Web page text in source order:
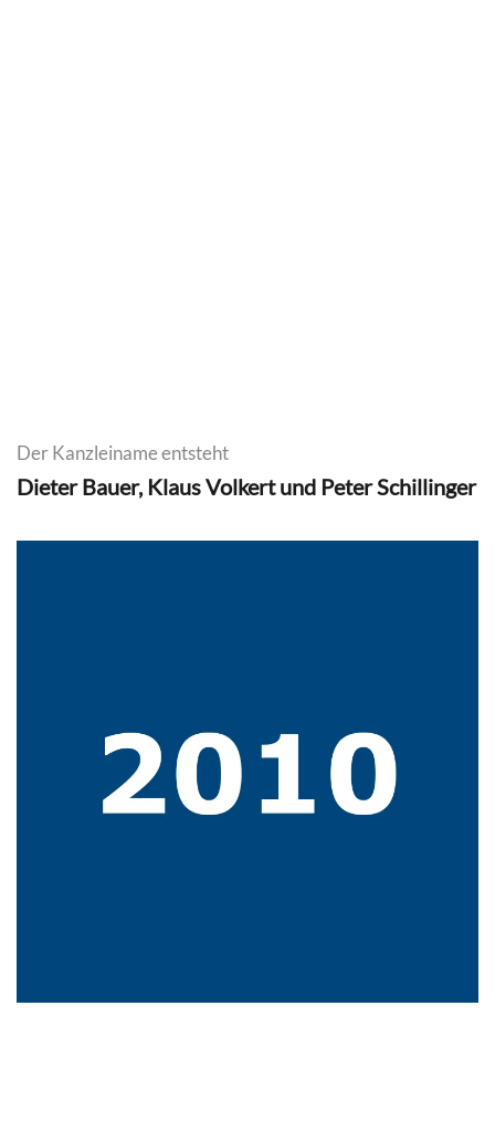
Der Kanzleiname entsteht
Dieter Bauer, Klaus Volkert und Peter Schillinger